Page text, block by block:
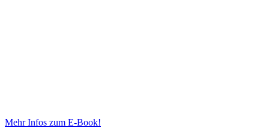
Mehr Infos zum E-Book!